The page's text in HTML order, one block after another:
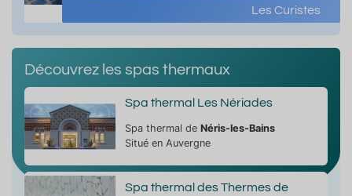
Les Curistes
Découvrez les spas thermaux
Spa thermal Les Nériades
Spa thermal de Néris-les-Bains
Situé en Auvergne
Spa thermal des Thermes de